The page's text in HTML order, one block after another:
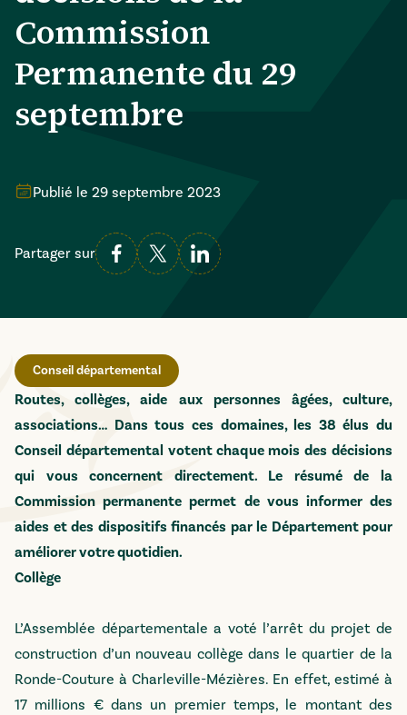
Commission
Permanente du 29
septembre
Publié le 29 septembre 2023
Partager sur
Conseil départemental
Routes, collèges, aide aux personnes âgées, culture,
associations… Dans tous ces domaines, les 38 élus du
Conseil départemental votent chaque mois des décisions
qui vous concernent directement. Le résumé de la
Commission permanente permet de vous informer des
aides et des dispositifs financés par le Département pour
améliorer votre quotidien.
Collège
L’Assemblée départementale a voté l’arrêt du projet de
construction d’un nouveau collège dans le quartier de la
Ronde-Couture à Charleville-Mézières. En effet, estimé à
17 millions € dans un premier temps, le montant des